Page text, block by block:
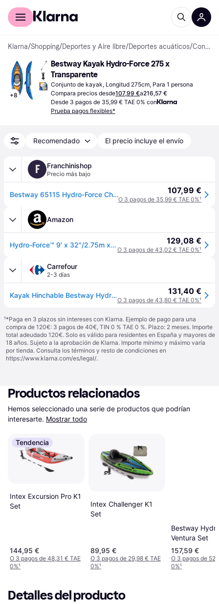
Comprar con Klarna
Klarna/Shopping/Deportes y Aire libre/Deportes acuáticos/ Conjuntos de kayak
+8
Bestway Kayak Hydro-Force 275 x
Transparente
Conjunto de kayak, Longitud 275cm, Para 1 persona
Compara precios desde107,99 €a216,57 €
Desde 3 pagos de 35,99 € TAE 0% con
Prueba pagos flexibles*
Recomendado El precio incluye el envío
F Franchinishop
Precio más bajo
Bestway 65115 Hydro-Force Champion - Kayak hinchable para una persona 107,99 €
O 3 pagos de 35,99 € TAE 0%¹
Amazon
Hydro-Force™ 9' x 32"/2.75m x 81cm Cove Champion 129,08 €
O 3 pagos de 43,02 € TAE 0%¹
Carrefour
2-3 días
Kayak Hinchable Bestway Hydro-force Cove Champion 275x81 Cm Individual Con Remo Y Bomba 131,40 €
O 3 pagos de 43,80 € TAE 0%¹
¹*Paga en 3 plazos sin intereses con Klarna. Ejemplo de pago para una
compra de 120€: 3 pagos de 40€, TIN 0 % TAE 0 %. Plazo: 2 meses. Importe
total adeudado 120€. Solo es válido para residentes en España y mayores de
18 años. Sujeto a la aprobación de Klarna. Importe mínimo y máximo varía
por tienda. Consulta los términos y resto de condiciones en
https://www.klarna.com/es/legal/.
Productos relacionados
Hemos seleccionado una serie de productos que podrían
interesarte. Mostrar todo
Tendencia
Intex Excursion Pro K1
Set
144,95 €
O 3 pagos de 48,31 € TAE
0%¹
Intex Challenger K1
Set
89,95 €
O 3 pagos de 29,98 € TAE
0%¹
Bestway
Ventura Set
157,59 €
O 3 pagos de
0%¹
Detalles del producto